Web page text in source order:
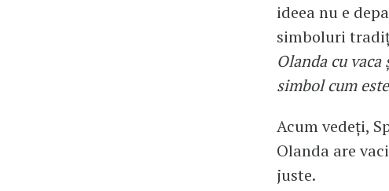
ideea nu e
simboluri
Olanda cu
simbol cum
Acum vedeți,
Olanda are
juste.